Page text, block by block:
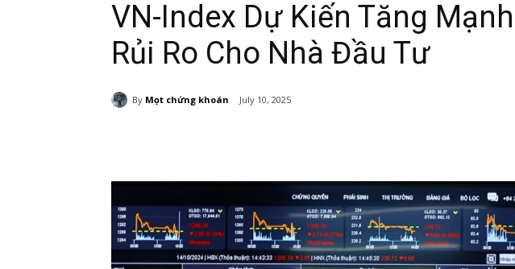
VN-Index Dự Kiến Tăng
Rủi Ro Cho Nhà Đầu Tư
By Mọt chứng khoán July 10, 2025